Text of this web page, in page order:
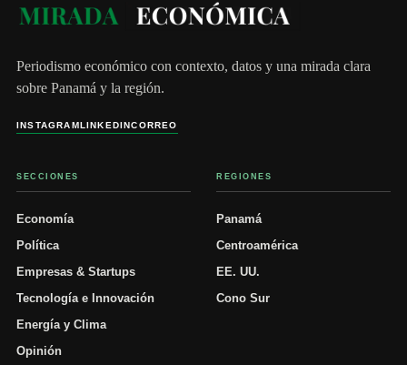
Periodismo económico con contexto, datos y una mirada clara
sobre Panamá y la región.
INSTAGRAMLINKEDINCORREO
SECCIONES
Economía
Política
Empresas & Startups
Tecnología e Innovación
Energía y Clima
Opinión
REGIONES
Panamá
Centroamérica
EE. UU.
Cono Sur